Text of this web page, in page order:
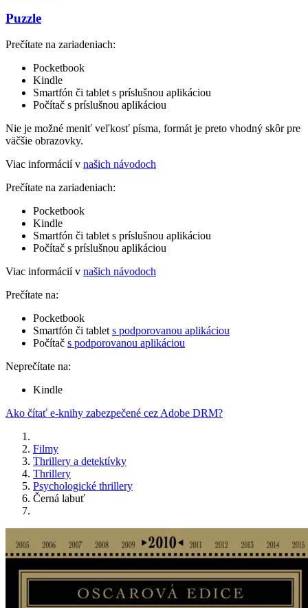
Puzzle
Prečítate na zariadeniach:
Pocketbook
Kindle
Smartfón či tablet s príslušnou aplikáciou
Počítač s príslušnou aplikáciou
Nie je možné meniť veľkosť písma, formát je preto vhodný skôr pre
väčšie obrazovky.
Viac informácií v našich návodoch
Prečítate na zariadeniach:
Pocketbook
Kindle
Smartfón či tablet s príslušnou aplikáciou
Počítač s príslušnou aplikáciou
Viac informácií v našich návodoch
Prečítate na:
Pocketbook
Smartfón či tablet s podporovanou aplikáciou
Počítač s podporovanou aplikáciou
Neprečítate na:
Kindle
Ako čítať e-knihy zabezpečené cez Adobe DRM?
Filmy
Thrillery a detektívky
Thrillery
Psychologické thrillery
Černá labuť